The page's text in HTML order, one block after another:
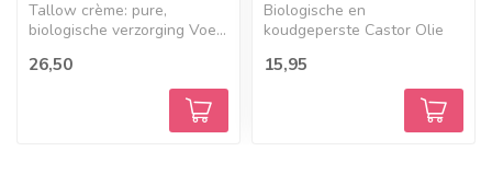
Tallow crème: pure,
biologische verzorging Voe...
26,50
Biologische en
koudgeperste Castor Olie
15,95